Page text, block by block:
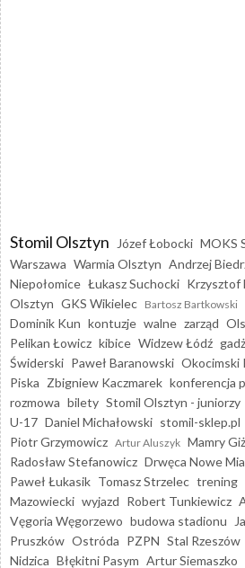
Stomil Olsztyn Józef Łobocki MOKS
Warszawa Warmia Olsztyn Andrzej
Niepołomice Łukasz Suchocki Krzysztof
Olsztyn GKS Wikielec Bartosz Bartkowski
Dominik Kun kontuzje walne zarząd
Pelikan Łowicz kibice Widzew Łódź
Świderski Paweł Baranowski Okocimski
Piska Zbigniew Kaczmarek konferencja
rozmowa bilety Stomil Olsztyn - juniorzy
U-17 Daniel Michałowski stomil-sklep.pl
Piotr Grzymowicz Artur Aluszyk Mamry
Radosław Stefanowicz Drwęca Nowe
Paweł Łukasik Tomasz Strzelec trening
Mazowiecki wyjazd Robert Tunkiewicz
Vęgoria Węgorzewo budowa stadionu
Pruszków Ostróda PZPN Stal Rzeszów
Nidzica Błękitni Pasym Artur Siemaszko